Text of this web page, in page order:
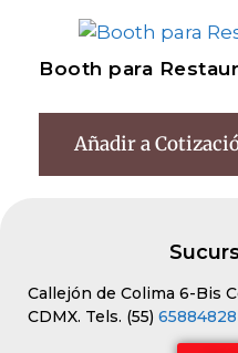
Booth para
Añadir a
Callejón de Colima 6-Bis
CDMX. Tels. (55) 65884828